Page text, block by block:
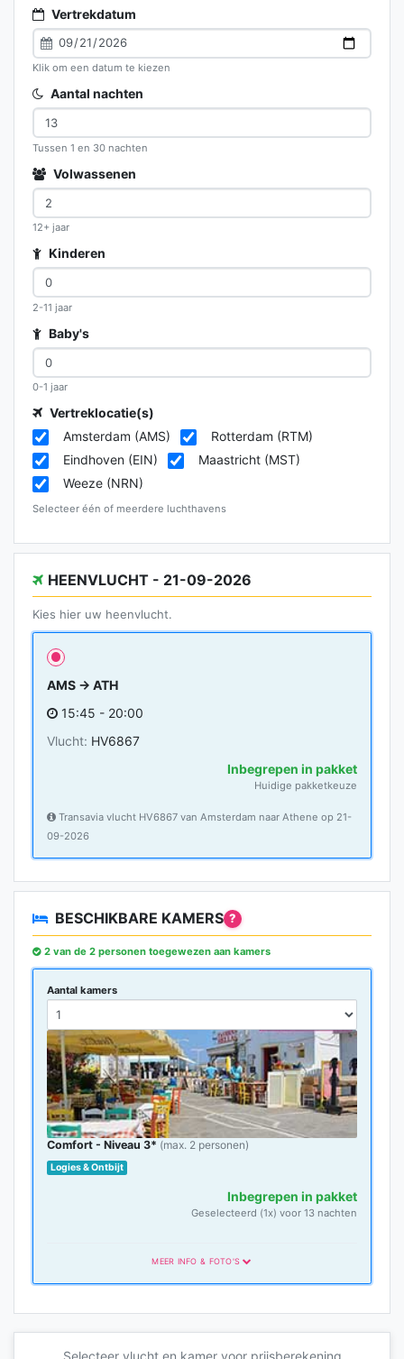
Vertrekdatum
Klik om een datum te kiezen
Aantal nachten
Tussen 1 en 30 nachten
Volwassenen
12+ jaar
Kinderen
2-11 jaar
Baby's
0-1 jaar
Vertreklocatie(s)
Amsterdam (AMS)
Rotterdam (RTM)
Eindhoven (EIN)
Maastricht (MST)
Weeze (NRN)
Selecteer één of meerdere luchthavens
HEENVLUCHT - 21-09-2026
Kies hier uw heenvlucht.
AMS → ATH
15:45 - 20:00
Vlucht: HV6867
Inbegrepen in pakket
Huidige pakketkeuze
Transavia vlucht HV6867 van Amsterdam naar Athene op 21-
09-2026
BESCHIKBARE KAMERS ?
2 van de 2 personen toegewezen aan kamers
Aantal kamers
Comfort - Niveau 3* (max. 2 personen)
Logies & Ontbijt
Inbegrepen in pakket
Geselecteerd (1x) voor 13 nachten
MEER INFO & FOTO'S
Comfort Categorie
Comfort-categorie
Selecteer vlucht en kamer voor prijsberekening